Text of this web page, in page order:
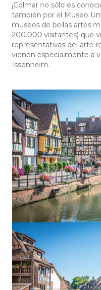
¡Colmar no sólo es
también por el Museo
museos de bellas artes
200.000 visitantes) que
representativas del arte
vienen especialmente a
Issenheim.